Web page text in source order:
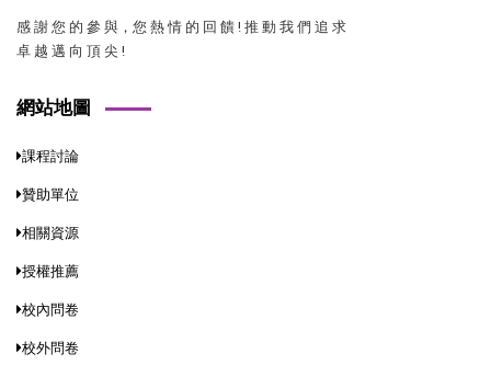
感 謝 您 的 參 與，您 熱 情 的 回 饋 ! 推 動 我 們 追 求
卓 越 邁 向 頂 尖 !
網站地圖
課程討論
贊助單位
相關資源
授權推薦
校內問卷
校外問卷